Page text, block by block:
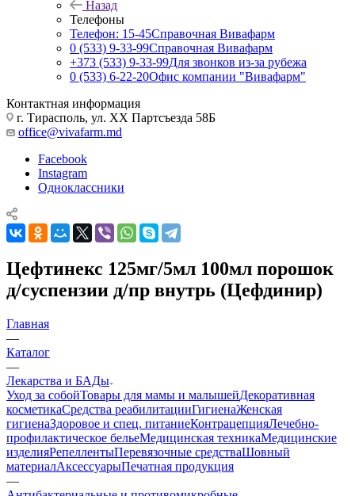
Назад
Телефоны
Телефон: 15-45Справочная Вивафарм
0 (533) 9-33-99Справочная Вивафарм
+373 (533) 9-33-99Для звонков из-за рубежа
0 (533) 6-22-20Офис компании "Вивафарм"
Контактная информация
г. Тирасполь, ул. ХХ Партсъезда 58Б
office@vivafarm.md
Facebook
Instagram
Одноклассники
Цефтинекс 125мг/5мл 100мл порошок
д/суспензии д/пр внутрь (Цефдинир)
Главная
—
Каталог
—
Лекарства и БАДы
Уход за собойТовары для мамы и малышейДекоративная
косметикаСредства реабилитацииГигиенаЖенская
гигиенаЗдоровое и спец. питаниеКонтрацепцияЛечебно-
профилактическое бельеМедицинская техникаМедицинские
изделияРепеллентыПеревязочные средстваШовный
материалАксессуарыПечатная продукция
—